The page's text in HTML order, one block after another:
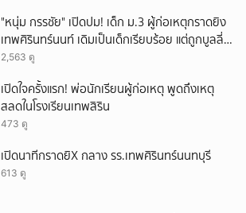
"หนุ่ม กรรชัย" เปิดปม! เด็ก ม.3 ผู้ก่อเหตุกราดยิง
เทพศิรินทร์นนท์ เดิมเป็นเด็กเรียบร้อย แต่ถูกบูลลี่
หนัก คาดแรงกดดันสะสมกลายเป็นแรงแค้น จนก่อ
2,563 ดู
เปิดใจครั้งแรก! พ่อนักเรียนผู้ก่อเหตุ พูดถึงเหตุ
สลดในโรงเรียนเทพสิริน
473 ดู
เปิดนาทีกราดยิX กลาง รร.เทพศิรินทร์นนทบุรี
613 ดู